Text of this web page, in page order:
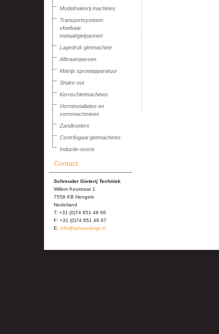
Modelmakerij machines
Transportsysteem
vloeibaar
metaal/gietpannen
Lagedruk gietmachine
Afbraampersen
Matrijs sproeiapparatuur
Shake-out
Kernschietmachines
Vorminstallaties en
vormmachmines
Zandkoelers
Centrifugaal gietmachines
Inductie-ovens
Contact
Schreuder Gieterij Techniek
Willem Kesstraat 1
7558 KB Hengelo
Nederland
T: +31 (0)74 851 48 66
F: +31 (0)74 851 48 67
E: info@schreudergt.nl